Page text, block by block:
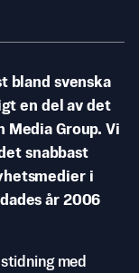
bland svenska
en del av det
Media Group. Vi
snabbast
i
år 2006
med